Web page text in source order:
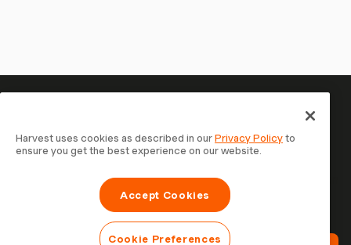
Je tijd is het waard om bij te
houden — begin nu
Sluit je aan bij meer dan 70.000 bedrijven die tijd
registreren, klanten factureren en sneller betaald worden
met Harvest. Gratis te proberen, in 30 seconden
Harvest uses cookies as described in ourPrivacy Policyto
ensure you get the best experience on our website.
Accept Cookies
Cookie Preferences